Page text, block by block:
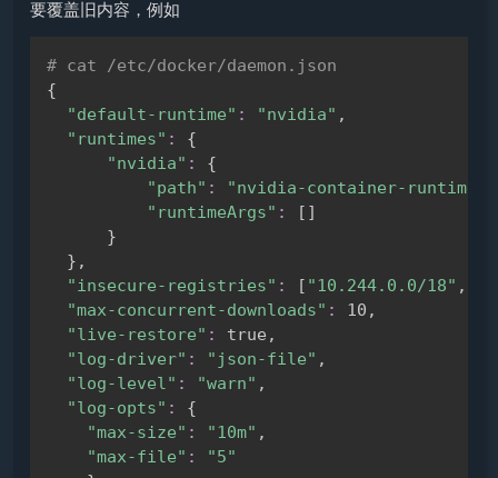
要覆盖旧内容，例如
# cat /etc/docker/daemon.json
{
"default-runtime" : "nvidia" ,
"runtimes" :
{
"nvidia" :
{
"path" : "nvidia-container-runtime"
"runtimeArgs" : [ ]
}
} ,
"insecure-registries" : [ "10.244.0.0/18" ,
"max-concurrent-downloads" :
10,
"live-restore" :
true,
"log-driver" : "json-file" ,
"log-level" : "warn" ,
"log-opts" :
{
"max-size" : "10m" ,
"max-file" :
"5"